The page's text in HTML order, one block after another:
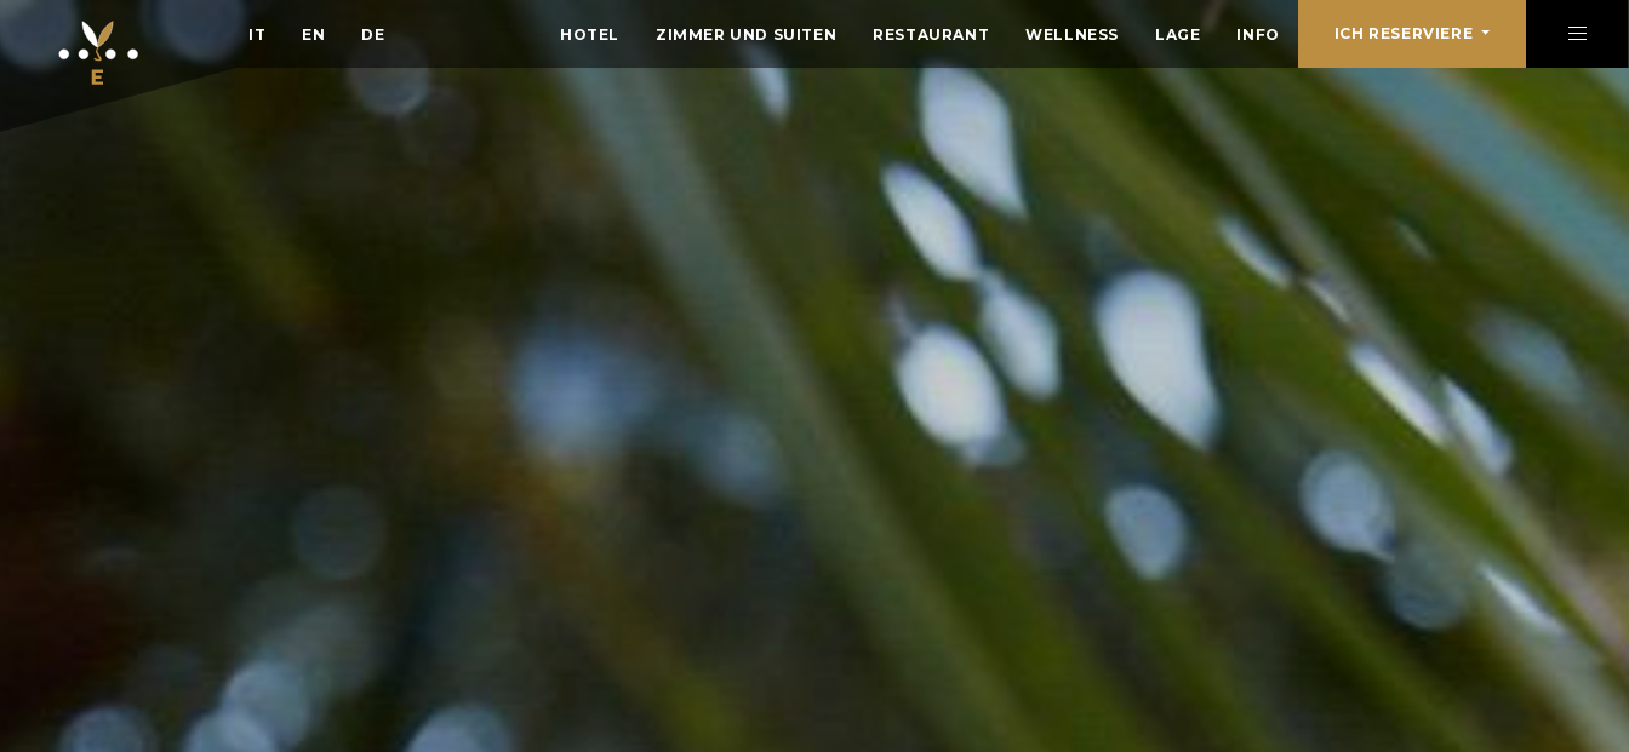
IT EN DE ICH RESERVIERE
INFO
LAGE
WELLNESS
RESTAURANT
ZIMMER UND SUITEN
HOTEL